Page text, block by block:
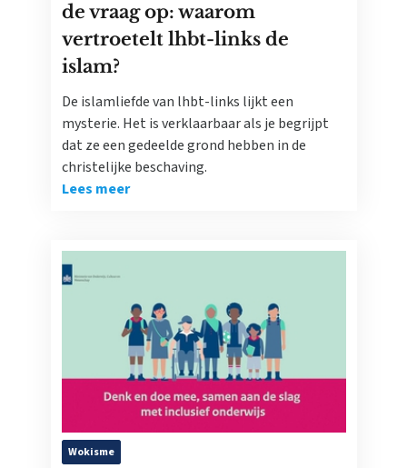
de vraag op: waarom
vertroetelt lhbt-links de
islam?
De islamliefde van lhbt-links lijkt een
mysterie. Het is verklaarbaar als je begrijpt
dat ze een gedeelde grond hebben in de
christelijke beschaving.
Lees meer
Wokisme